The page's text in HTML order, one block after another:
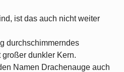
ist das auch nicht weiter
durchschimmerndes
dunkler Kern.
Namen Drachenauge auch